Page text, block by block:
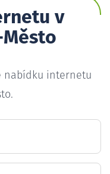
v
nabídku internetu